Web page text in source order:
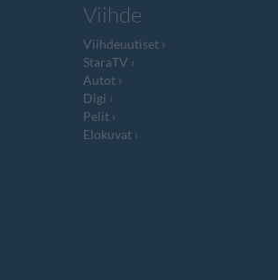
Viihde
Viihdeuutiset
StaraTV
Autot
Digi
Pelit
Elokuvat